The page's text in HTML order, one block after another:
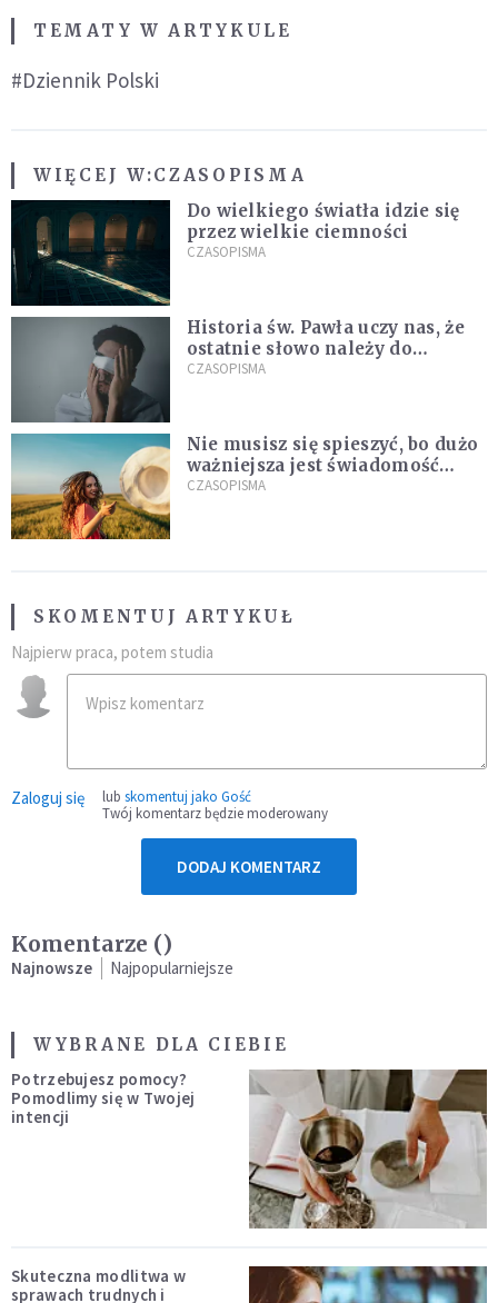
TEMATY W ARTYKULE
#Dziennik Polski
WIĘCEJ W:CZASOPISMA
Do wielkiego światła idzie się
przez wielkie ciemności
CZASOPISMA
Historia św. Pawła uczy nas, że
ostatnie słowo należy do
światła, a nie do ciemności
CZASOPISMA
Nie musisz się spieszyć, bo dużo
ważniejsza jest świadomość
kierunku
CZASOPISMA
SKOMENTUJ ARTYKUŁ
Najpierw praca, potem studia
Zaloguj się lub skomentuj jako Gość
Twój komentarz będzie moderowany
DODAJ KOMENTARZ
Komentarze ()
Najnowsze Najpopularniejsze
WYBRANE DLA CIEBIE
Potrzebujesz pomocy?
Pomodlimy się w Twojej
intencji
Skuteczna modlitwa w
sprawach trudnych i